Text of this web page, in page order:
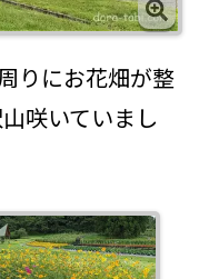
りにお花畑が整
咲いていまし